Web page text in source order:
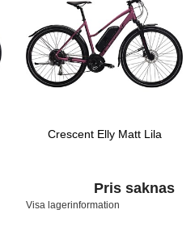
Crescent Elly Matt Lila
Pris saknas
Visa lagerinformation